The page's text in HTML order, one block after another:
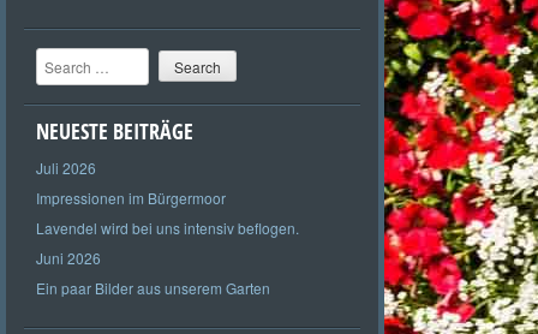
Search
NEUESTE BEITRÄGE
Juli 2026
Impressionen im Bürgermoor
Lavendel wird bei uns intensiv beflogen.
Juni 2026
Ein paar Bilder aus unserem Garten